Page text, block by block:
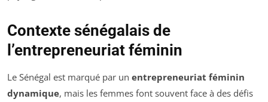
Contexte sénégalais de
l’entrepreneuriat féminin
Le Sénégal est marqué par un entrepreneuriat féminin
dynamique, mais les femmes font souvent face à des défis